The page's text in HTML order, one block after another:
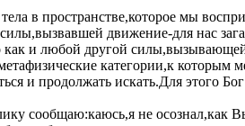
в пространстве,которое мы
движение-для нас
как и любой другой
категории,к
и продолжать искать.Для этого
сообщаю:каюсь,я не осознал,как